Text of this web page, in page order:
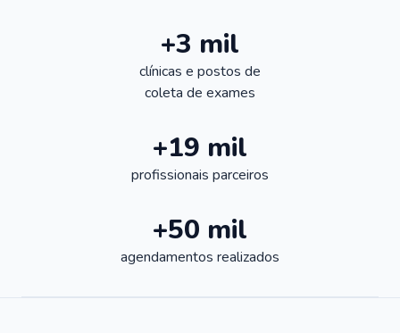
+3 mil
clínicas e postos de
coleta de exames
+19 mil
profissionais parceiros
+50 mil
agendamentos realizados